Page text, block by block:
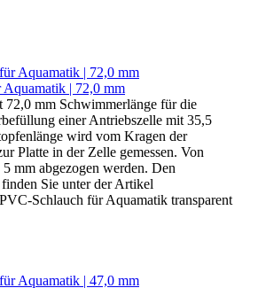
| 72,0 mm
72,0 mm Schwimmerlänge für die
einer Antriebszelle mit 35,5
wird vom Kragen der
Platte in der Zelle gemessen. Von
5 mm abgezogen werden. Den
finden Sie unter der Artikel
Schlauch für Aquamatik transparent